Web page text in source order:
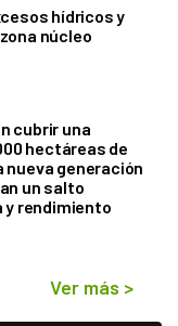
hídricos y
núcleo
cubrir una
hectáreas de
nueva generación
un salto
y rendimiento
Ver más >